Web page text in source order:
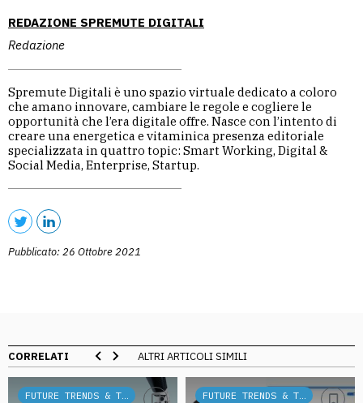
REDAZIONE SPREMUTE DIGITALI
Redazione
Spremute Digitali è uno spazio virtuale dedicato a coloro
che amano innovare, cambiare le regole e cogliere le
opportunità che l’era digitale offre. Nasce con l’intento di
creare una energetica e vitaminica presenza editoriale
specializzata in quattro topic: Smart Working, Digital &
Social Media, Enterprise, Startup.
Pubblicato: 26 Ottobre 2021
CORRELATI ALTRI ARTICOLI SIMILI
FUTURE TRENDS & TECH FUTURE TRENDS & TECH